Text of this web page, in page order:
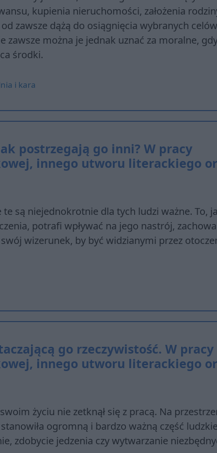
kupienia nieruchomości, założenia
zawsze dążą do osiągnięcia wybranych
można je jednak uznać za moralne,
środki.
i kara
postrzegają go inni? W pracy
innego utworu literackiego
są niejednokrotnie dla tych ludzi ważne. To,
potrafi wpływać na jego nastrój,
wizerunek, by być widzianymi przez
go rzeczywistość. W pracy
innego utworu literackiego
życiu nie zetknął się z pracą. Na
ogromną i bardzo ważną część
zdobycie jedzenia czy wytwarzanie